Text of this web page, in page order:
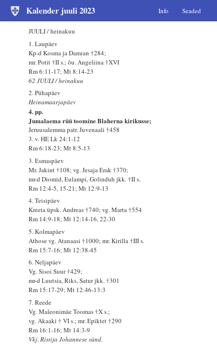
Kalender juuli 2023 Info Seaded
JUULI / heinakuu
1. Laupäev
Kp-d Kosma ja Damian †284;
mr. Potit †II s.; õu. Angeliina †XVI
Rm 6:11-17; Mt 8:14-23
62 JUULI / heinakuu
2. Pühapäev
Heinamaarjapäev
4. pp.
Jumalaema rüü toomine Blaherna kirikusse;
Jeruusalemma patr. Juvenaali †458
3. v. HE Lk 24:1-12
Rm 6:18-23; Mt 8:5-13
3. Esmaspäev
Mr. Jakint †108; vg. Jesaja Erak †370;
mr-d Diomid, Eulampi, Golinduh jkk. †II s.
Rm 12:4-5, 15-21; Mt 12:9-13
4. Teisipäev
Kreeta üpsk. Andreas †740; vg. Marta †554
Rm 14:9-18; Mt 12:14-16, 22-30
5. Kolmapäev
Athose vg. Atanaasi †1000; mr. Kirilla †III s.
Rm 15:7-16; Mt 12:38-45
6. Neljapäev
Vg. Sisoi Suur †429;
mr-d Luutsia, Riks, Satur jkk. †301
Rm 15:17-29; Mt 12:46-13:3
7. Reede
Vg. Maleonimäe Toomas †X s.;
vg. Akaaki † VI s.; mr. Epiktet †290
Rm 16:1-16; Mt 14:3-9
Vkj. Ristija Johannese sünd.